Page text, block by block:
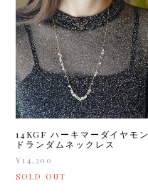
14KGF ハーキマーダイヤモン
ドランダムネックレス
¥14,300
SOLD OUT